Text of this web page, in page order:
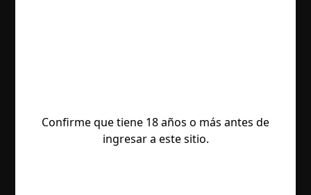
Confirme que tiene 18 años o más antes de
ingresar a este sitio.